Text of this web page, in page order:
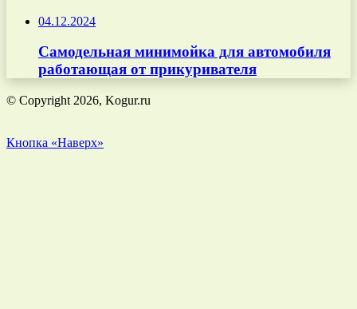
04.12.2024
Самодельная минимойка для автомобиля
работающая от прикуривателя
© Copyright 2026, Kogur.ru
Кнопка «Наверх»